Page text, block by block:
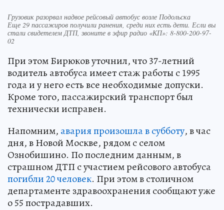
Грузовик разорвал надвое рейсовый автобус возле Подольска
Еще 29 пассажиров получили ранения, среди них есть дети. Если вы
стали свидетелем ДТП, звоните в эфир радио «КП»: 8-800-200-97-
02
При этом Бирюков уточнил, что 37-летний
водитель автобуса имеет стаж работы с 1995
года и у него есть все необходимые допуски.
Кроме того, пассажирский транспорт был
технически исправен.
Напомним, авария произошла в субботу, в час
дня, в Новой Москве, рядом с селом
Ознобишино. По последним данным, в
страшном ДТП с участием рейсового автобуса
погибли 20 человек. При этом в столичном
департаменте здравоохранения сообщают уже
о 55 пострадавших.